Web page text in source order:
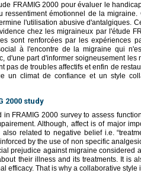
FRAMIG 2000 pour évaluer le
ressentiment émotionnel de la
l'utilisation abusive d'antalgiques.
chez les migraineux par l'étude
sont renforcées par les expériences
à l'encontre de la migraine qui
d'une part d'informer soigneusement
pas de troubles affectifs et enfin de
un climat de confiance et un style
2000 study
in FRAMIG 2000 survey to assess
Although, affect is of major
related to negative belief i.e.
by the use of non specific
prejudice against migraine considered
their illness and its treatments. It is
efficacy. That is why a collaborative